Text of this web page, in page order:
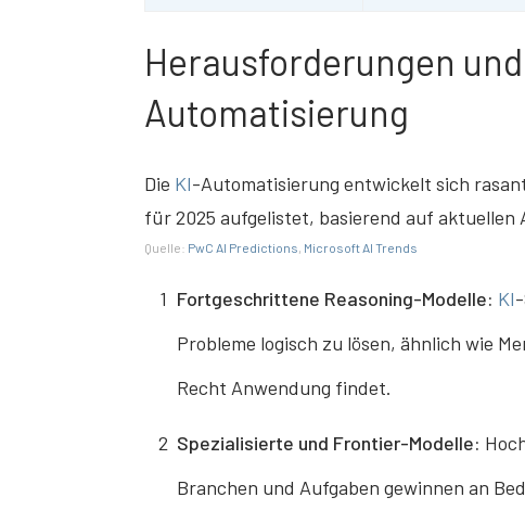
Herausforderungen
Automatisierung
Die KI-Automatisierung entwickelt sich
für 2025 aufgelistet, basierend auf aktuellen
Quelle: PwC AI Predictions, Microsoft AI Trends
1 Fortgeschrittene Reasoning-Modelle: KI
Probleme logisch zu lösen, ähnlich wie
Recht Anwendung findet.
2 Spezialisierte und Frontier-Modelle:
Branchen und Aufgaben gewinnen an